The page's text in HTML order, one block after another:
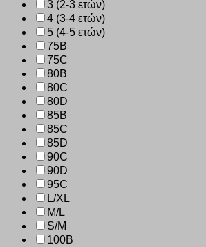
3 (2-3 ετών)
4 (3-4 ετών)
5 (4-5 ετών)
75B
75C
80B
80C
80D
85B
85C
85D
90C
90D
95C
L/XL
M/L
S/M
100B